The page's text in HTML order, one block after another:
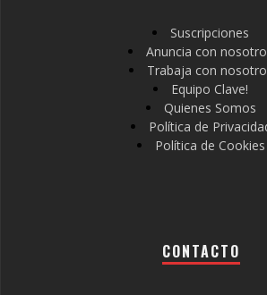
Suscripciones
Anuncia con
Trabaja con
Equipo Clave!
Quienes Somos
Política de
Política de Cookies
CONTACTO